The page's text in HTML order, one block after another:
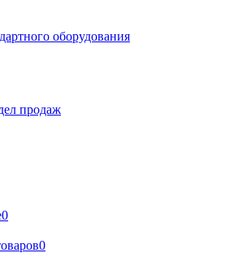
оборудования
продаж
0
0